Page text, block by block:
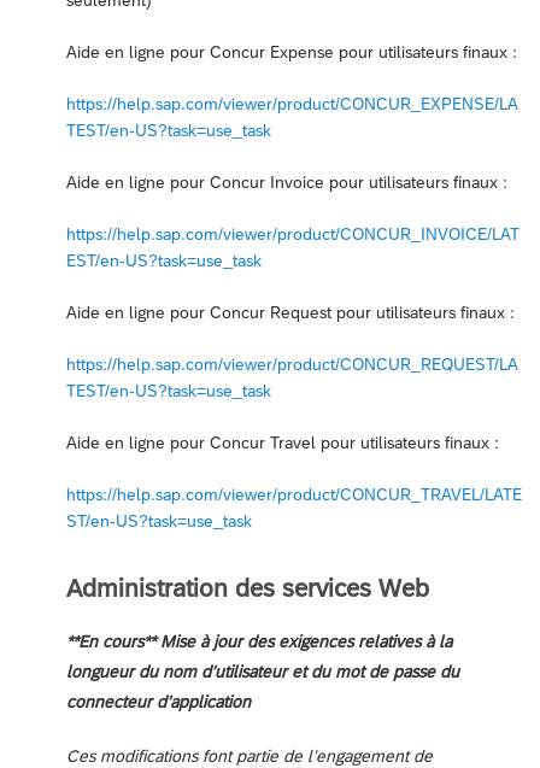
Aide en ligne pour Concur Expense pour utilisateurs finaux :
https://help.sap.com/viewer/product/CONCUR_EXPENSE/LA
TEST/en-US?task=use_task
Aide en ligne pour Concur Invoice pour utilisateurs finaux :
https://help.sap.com/viewer/product/CONCUR_INVOICE/LAT
EST/en-US?task=use_task
Aide en ligne pour Concur Request pour utilisateurs finaux :
https://help.sap.com/viewer/product/CONCUR_REQUEST/LA
TEST/en-US?task=use_task
Aide en ligne pour Concur Travel pour utilisateurs finaux :
https://help.sap.com/viewer/product/CONCUR_TRAVEL/LATE
ST/en-US?task=use_task
Administration des services Web
**En cours** Mise à jour des exigences relatives à la
longueur du nom d’utilisateur et du mot de passe du
connecteur d’application
Ces modifications font partie de l’engagement de